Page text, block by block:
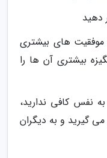
دهید
موفقیت های بیشتری
بیشتری آن ها را
نفس کافی ندارید،
می گیرید و به دیگران